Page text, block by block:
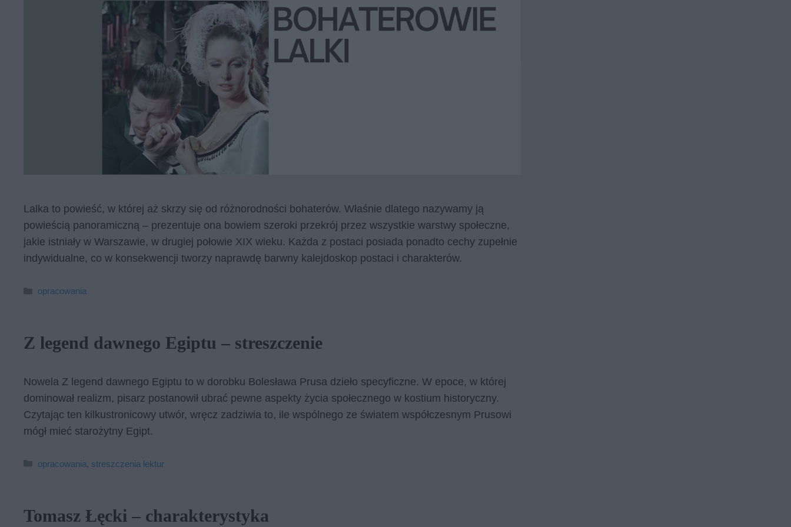
Lalka to powieść, w której aż skrzy się od różnorodności bohaterów. Właśnie dlatego nazywamy ją
powieścią panoramiczną – prezentuje ona bowiem szeroki przekrój przez wszystkie warstwy społeczne,
jakie istniały w Warszawie, w drugiej połowie XIX wieku. Każda z postaci posiada ponadto cechy zupełnie
indywidualne, co w konsekwencji tworzy naprawdę barwny kalejdoskop postaci i charakterów.
Kategorie
opracowania
Z legend dawnego Egiptu – streszczenie
Nowela Z legend dawnego Egiptu to w dorobku Bolesława Prusa dzieło specyficzne. W epoce, w której
dominował realizm, pisarz postanowił ubrać pewne aspekty życia społecznego w kostium historyczny.
Czytając ten kilkustronicowy utwór, wręcz zadziwia to, ile wspólnego ze światem współczesnym Prusowi
mógł mieć starożytny Egipt.
Kategorie
opracowania, streszczenia lektur
Tomasz Łęcki – charakterystyka